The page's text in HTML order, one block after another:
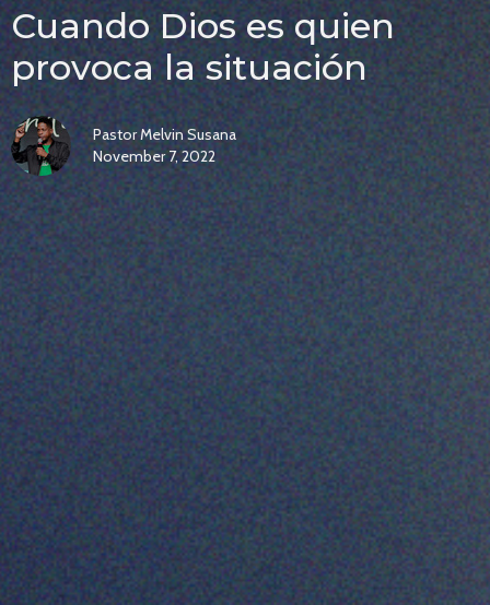
Cuando Dios es quien
provoca la situación
Pastor Melvin Susana
November 7, 2022